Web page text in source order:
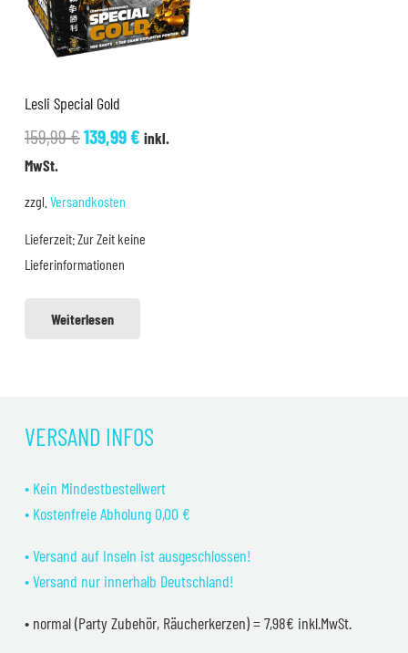
Lesli Special Gold
159,99€Ursprünglicher
139,99€Aktueller
inkl.
MwSt.
zzgl. Versandkosten
Lieferzeit:Zur Zeit keine
Lieferinformationen
Weiterlesen
VERSAND INFOS
• Kein Mindestbestellwert
• Kostenfreie Abholung 0,00 €
• Versand auf Inseln ist ausgeschlossen!
• Versand nur innerhalb Deutschland!
• normal (Party Zubehör, Räucherkerzen) = 7,98€ inkl.MwSt.